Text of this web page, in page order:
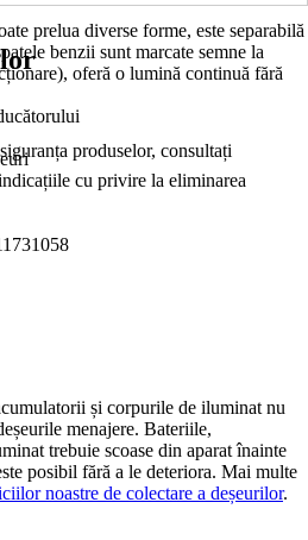
prelua diverse forme, este separabilă
benzii sunt marcate semne la
oferă o lumină continuă fără
cu privire la eliminarea
produselor, consultați
și corpurile de iluminat nu
menajere. Bateriile,
trebuie scoase din aparat înainte
posibil fără a le deteriora. Mai multe
noastre de colectare a deșeurilor.